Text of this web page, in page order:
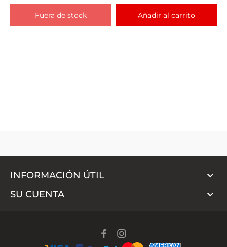
Fuera de stock Añadir al carrito
INFORMACIÓN ÚTIL 
SU CUENTA 